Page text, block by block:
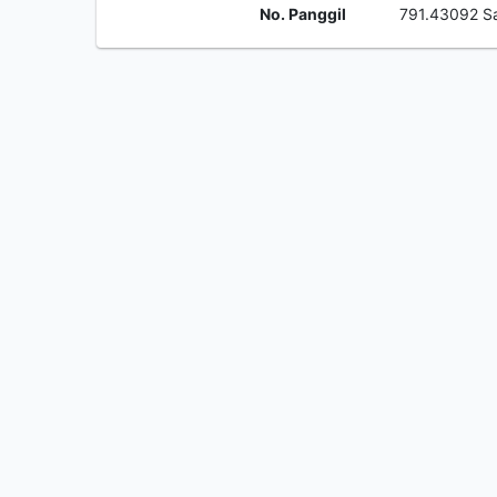
No. Panggil 791.43092